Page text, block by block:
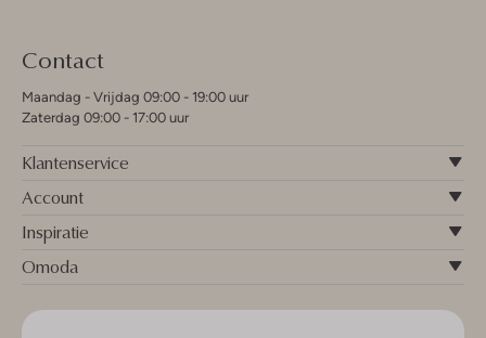
Contact
Maandag - Vrijdag 09:00 - 19:00 uur
Zaterdag 09:00 - 17:00 uur
Klantenservice
Account
Inspiratie
Omoda